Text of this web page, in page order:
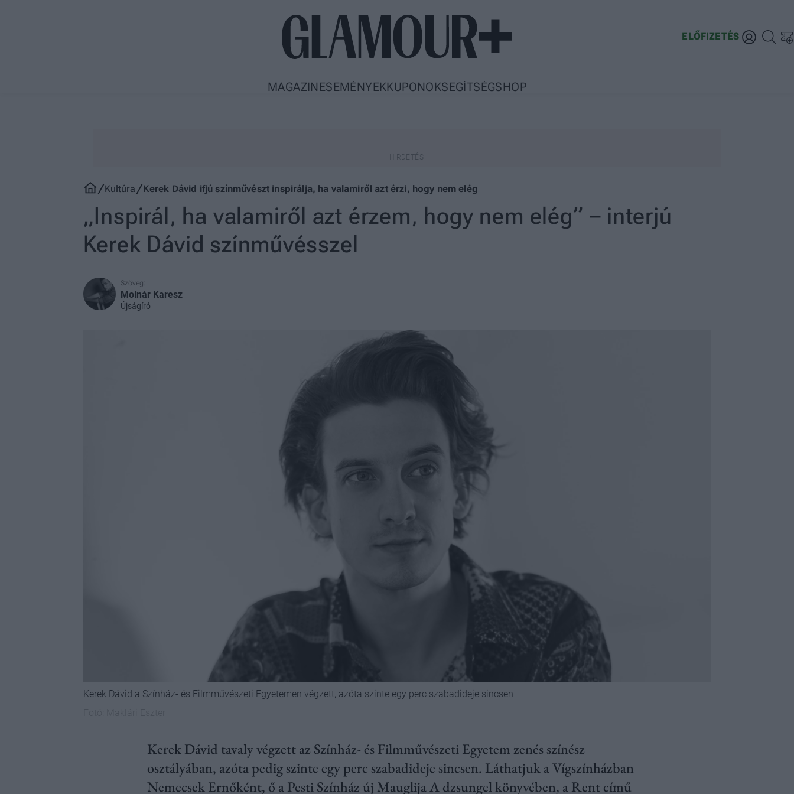
ELŐFIZETÉS
MAGAZIN ESEMÉNYEKKUPONOKSEGÍTSÉGSHOP
Kultúra Kerek Dávid ifjú színművészt inspirálja, ha valamiről azt érzi, hogy nem elég
„Inspirál, ha valamiről azt érzem, hogy nem elég” – interjú
Kerek Dávid színművésszel
Szöveg:
Molnár Karesz
Újságíró
Kerek Dávid a Színház- és Filmművészeti Egyetemen végzett, azóta szinte egy perc szabadideje sincsen
Kerek Dávid tavaly végzett az Színház- és Filmművészeti Egyetem zenés színész
osztályában, azóta pedig szinte egy perc szabadideje sincsen. Láthatjuk a Vígszínházban
Nemecsek Ernőként, ő a Pesti Színház új Mauglija A dzsungel könyvében, a Rent című